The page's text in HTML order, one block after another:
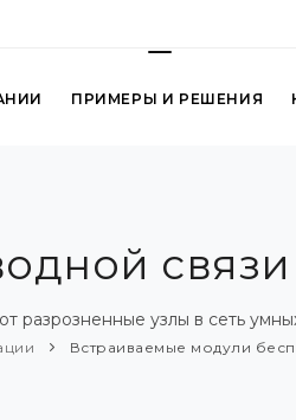
ПРИМЕРЫ И РЕШЕНИЯ
связи
узлы в сеть
Встраиваемые модули